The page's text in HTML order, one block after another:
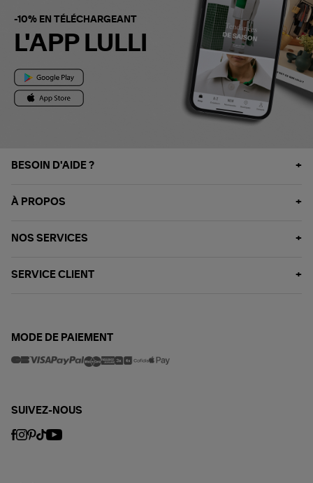
-10% EN TÉLÉCHARGEANT
L'APP LULLI
BESOIN D'AIDE ?
À PROPOS
NOS SERVICES
SERVICE CLIENT
MODE DE PAIEMENT
SUIVEZ-NOUS